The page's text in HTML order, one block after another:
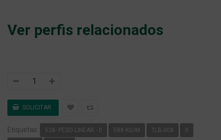
Ver perfis relacionados
Etiquetas: 528- PESO LINEAR - 0 588 KG/M TLB-008 0